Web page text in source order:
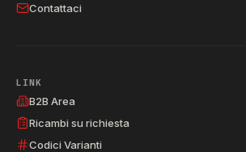
Contattaci
LINK
B2B Area
Ricambi su richiesta
Codici Varianti